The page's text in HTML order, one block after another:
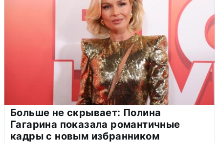
Больше не скрывает: Полина
Гагарина показала романтичные
кадры с новым избранником